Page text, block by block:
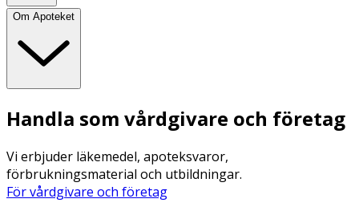
Om Apoteket
Handla som vårdgivare och företag
Vi erbjuder läkemedel, apoteksvaror,
förbrukningsmaterial och utbildningar.
För vårdgivare och företag